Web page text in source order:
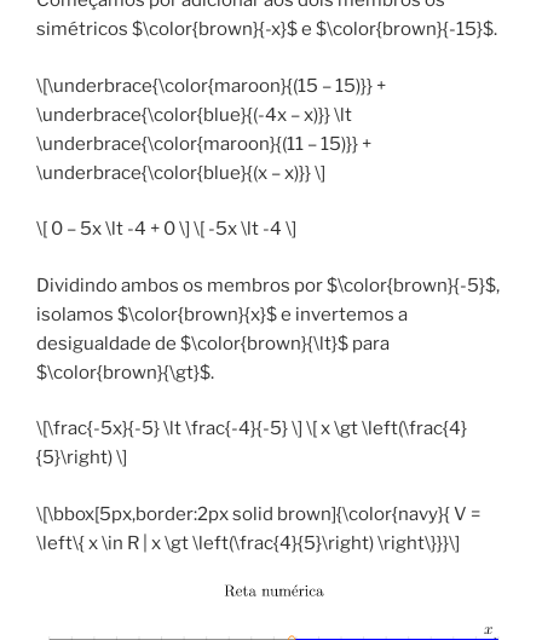
simétricos $\color{brown}{-x}$ e $\color{brown}{-15}$.
\[\underbrace{\color{maroon}{(15 – 15)}} +
\underbrace{\color{blue}{(-4x – x)}} \lt
\underbrace{\color{maroon}{(11 – 15)}} +
\underbrace{\color{blue}{(x – x)}} \]
\[ 0 – 5x \lt -4 + 0 \] \[ -5x \lt -4 \]
Dividindo ambos os membros por $\color{brown}{-5}$,
isolamos $\color{brown}{x}$ e invertemos a
desigualdade de $\color{brown}{\lt}$ para
$\color{brown}{\gt}$.
\[\frac{-5x}{-5} \lt \frac{-4}{-5} \] \[ x \gt \left(\frac{4}
{5}\right) \]
\[\bbox[5px,border:2px solid brown]{\color{navy}{ V =
\left\{ x \in R | x \gt \left(\frac{4}{5}\right) \right\}}}\]